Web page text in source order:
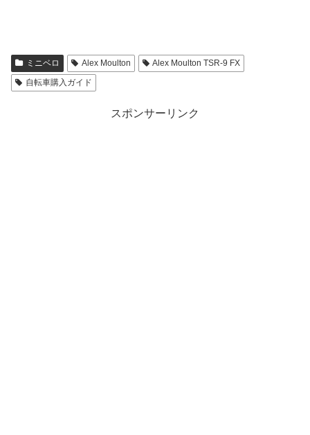
ミニベロ Alex Moulton
Alex Moulton TSR-9 FX
自転車購入ガイド
スポンサーリンク